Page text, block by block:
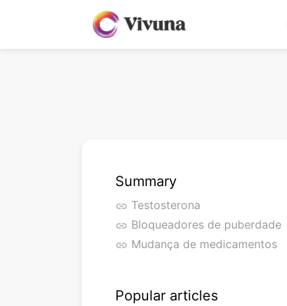
Summary
link Testosterona
link Bloqueadores de puberdade
link Mudança de medicamentos
Popular articles